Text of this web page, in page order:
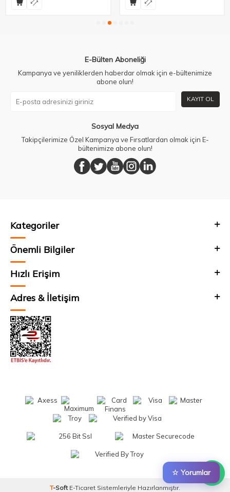
☆ Yorumlar
E-Bülten Aboneliği
Kampanya ve yeniliklerden haberdar olmak için e-bültenimize
abone olun!
KAYIT OL
Sosyal Medya
Takipçilerimize Özel Kampanya ve Fırsatlardan olmak için E-
bültenimize abone olun!
Kategoriler
Önemli Bilgiler
Hızlı Erişim
Adres & İletişim
T-Soft E-Ticaret Sistemleriyle Hazırlanmıştır.